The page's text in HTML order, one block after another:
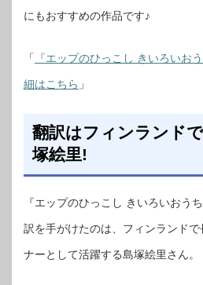
にもおすすめの作品です♪
「 『エップのひっこし きいろいお
細はこちら 」
翻訳はフィンランド
塚絵里!
『エップのひっこし きいろいおう
訳を手がけたのは、フィンランド
ナーとして活躍する島塚絵里さん。